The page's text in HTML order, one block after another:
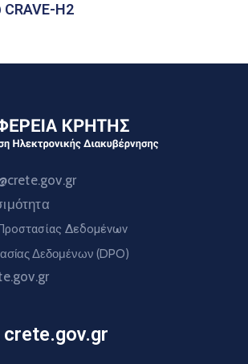
H2
Δεδομένων
Δεδομένων (DPO)